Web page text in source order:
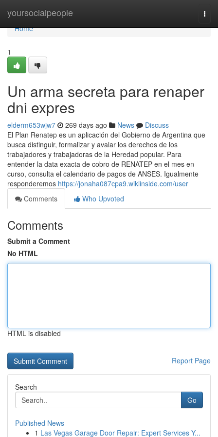
yoursocialpeople
Home
Home
1
Un arma secreta para renaper
dni expres
elderm653wjw7 269 days ago News
Discuss
El Plan Renatep es un aplicación del Gobierno de Argentina que
busca distinguir, formalizar y avalar los derechos de los
trabajadores y trabajadoras de la Heredad popular. Para
entender la data exacta de cobro de ⁣RENATEP en el mes en
curso, consulta el calendario de ​pagos de ANSES. Igualmente
responderemos https://jonaha087cpa9.wikiinside.com/user
Comments
Who Upvoted
Comments
Submit a Comment
No HTML
HTML is disabled
Report Page
Search
Go
Published News
1 Las Vegas Garage Door Repair: Expert Services Y...